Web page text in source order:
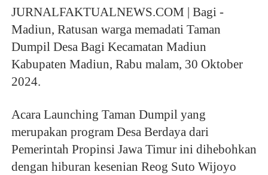
JURNALFAKTUALNEWS.COM | Bagi -
Madiun, Ratusan warga memadati Taman
Dumpil Desa Bagi Kecamatan Madiun
Kabupaten Madiun, Rabu malam, 30 Oktober
2024.
Acara Launching Taman Dumpil yang
merupakan program Desa Berdaya dari
Pemerintah Propinsi Jawa Timur ini dihebohkan
dengan hiburan kesenian Reog Suto Wijoyo